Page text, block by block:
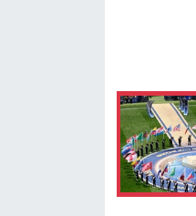
Günün görüntüsü